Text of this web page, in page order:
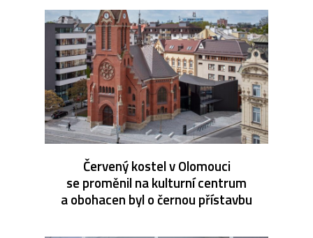
Červený kostel v Olomouci
se proměnil na kulturní centrum
a obohacen byl o černou přístavbu